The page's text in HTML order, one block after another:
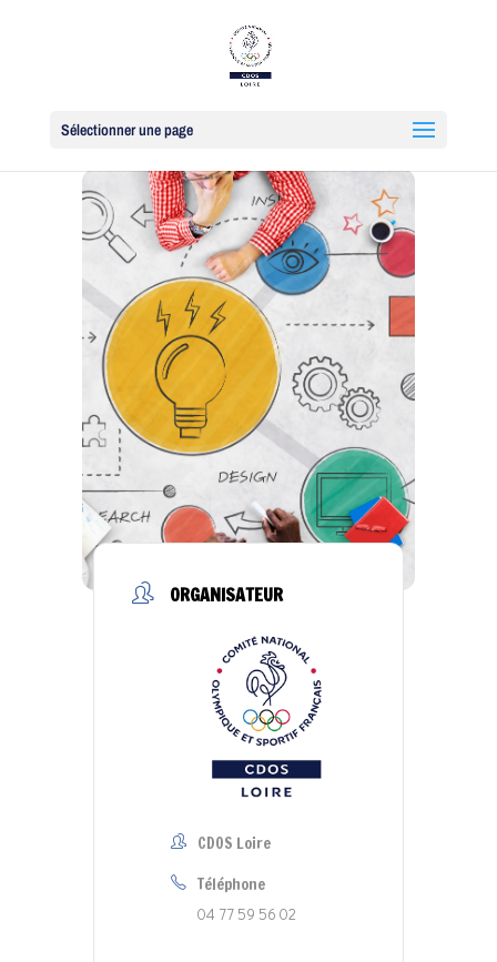
Sélectionner une page
ORGANISATEUR
CDOS Loire
Téléphone
04 77 59 56 02